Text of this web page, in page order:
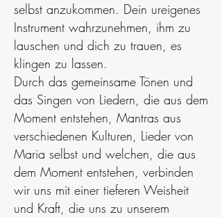
selbst anzukommen. Dein ureigenes
Instrument wahrzunehmen, ihm zu
lauschen und dich zu trauen, es
klingen zu lassen.
Durch das gemeinsame Tönen und
das Singen von Liedern, die aus dem
Moment entstehen, Mantras aus
verschiedenen Kulturen, Lieder von
Maria selbst und welchen, die aus
dem Moment entstehen, verbinden
wir uns mit einer tieferen Weisheit
und Kraft, die uns zu unserem